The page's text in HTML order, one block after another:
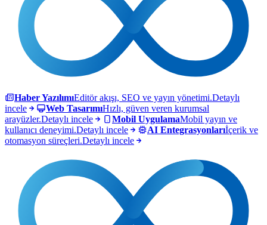
Haber YazılımıEditör akışı, SEO ve yayın yönetimi.Detaylı
incele
Web TasarımıHızlı, güven veren kurumsal
arayüzler.Detaylı incele Mobil UygulamaMobil yayın ve
kullanıcı deneyimi.Detaylı incele AI Entegrasyonlarıİçerik ve
otomasyon süreçleri.Detaylı incele